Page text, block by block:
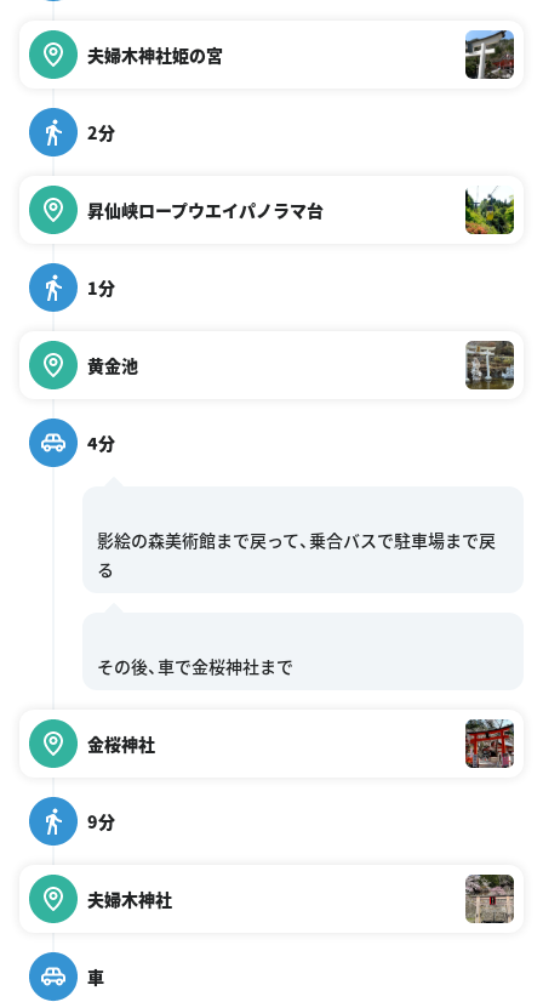
夫婦木神社姫の宮
2分
昇仙峡ロープウエイパノラマ台
1分
黄金池
4分
影絵の森美術館まで戻って、乗合バスで駐車場まで戻
金桜神社
9分
夫婦木神社
車